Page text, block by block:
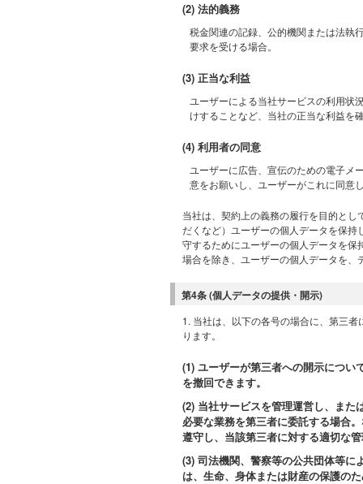
(2) 法的義務
税金関連の記録、公的機関または法執
要求を受ける場合。
(3) 正当な利益
ユーザーによる当社サービスの利用状
けすることなど、当社の正当な利益を
(4) 利用者の同意
ユーザーに広告、宣伝のための電子メ
意をお願いし、ユーザーがこれに同意
当社は、契約上の義務の履行を目的と
だくなど）ユーザーの個人データを保
守するためにユーザーの個人データを
場合を除き、ユーザーの個人データを
第4条 (個人データの提供・開示)
1. 当社は、以下の各号の場合に、第三
ります。
(1) ユーザーが第三者への開示につい
を撤回できます。
(2) 当社サービスを管理運営し、また
必要な業務を第三者に委託する場合
遵守し、当該第三者に対する適切な
(3) 司法機関、警察等の公共団体等に
は、生命、身体または財産の保護の